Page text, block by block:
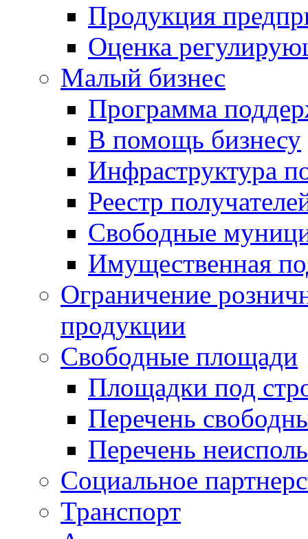
Продукция
Оценка
Малый бизнес
Программа
В помощь бизнесу
Инфраструктура
Реестр
Свободные
Имущественная
Ограничение
продукции
Свободные площади
Площадки под
Перечень
Перечень
Социальное
Транспорт